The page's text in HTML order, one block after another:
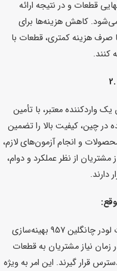
قطعات و در نتیجه ارائه
کاهش هزینه‌ها برای
صرف هزینه کمتری، قطعات با
کنند.
2.
واردکننده معتبر، با تأمین
در چین، کیفیت بالا را تضمین
و انجام آزمون‌های لازم،
از نظر عملکرد و دوام،
دارند.
با واردات مستقیم، تأمین موجودی قطعات لودر چانگلین 957 بهینه‌سازی
نیاز مشتریان به قطعات
قرار گیرند. این امر به ویژه